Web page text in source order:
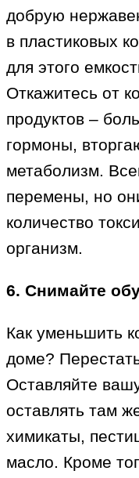
добрую
в пластиковых
для этого
Откажитесь от
продуктов –
гормоны,
метаболизм.
перемены, но
количество
организм.
6. Снимайте
Как уменьшить
доме?
Оставляйте
оставлять там
химикаты,
масло. Кроме